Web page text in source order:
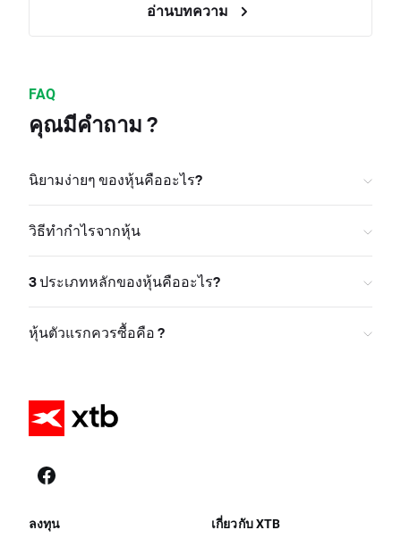
อ่านบทความ
FAQ
คุณมีคำถาม ?
นิยามง่ายๆ ของหุ้นคืออะไร?
วิธีทำกำไรจากหุ้น
3 ประเภทหลักของหุ้นคืออะไร?
หุ้นตัวแรกควรซื้อคือ ?
ลงทุน เกี่ยวกับ XTB